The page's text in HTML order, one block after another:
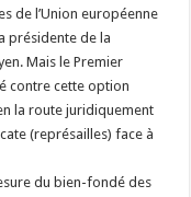
de l’Union européenne
présidente de la
Mais le Premier
contre cette option
la route juridiquement
(représailles) face à
du bien-fondé des